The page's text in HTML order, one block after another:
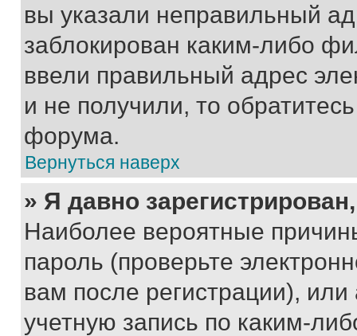
вы указали неправильный
заблокирован каким-либо
ввели правильный адрес
и не получили, то
форума.
Вернуться наверх
» Я давно
Наиболее вероятные
пароль (проверьте
вам после регистрации),
учетную запись по каким-